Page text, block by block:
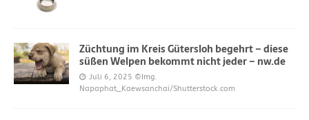
Züchtung im Kreis Gütersloh begehrt – diese
süßen Welpen bekommt nicht jeder – nw.de
Juli 6, 2025 ©Img.
Napaphat_Kaewsanchai/Shutterstock.com